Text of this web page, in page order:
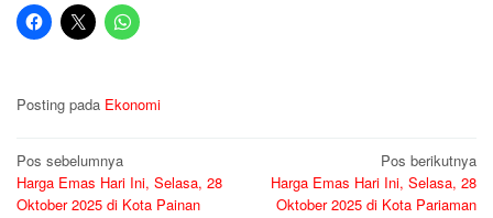
Posting pada Ekonomi
Navigasi
pos
Pos sebelumnya
Harga Emas Hari Ini, Selasa, 28
Oktober 2025 di Kota Painan
Pos berikutnya
Harga Emas Hari Ini, Selasa, 28
Oktober 2025 di Kota Pariaman